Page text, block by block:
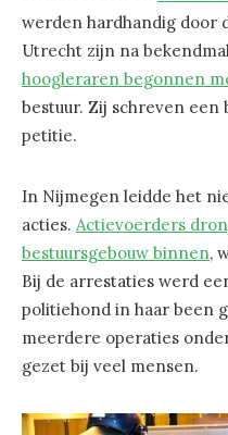
werden hardhandig door
Utrecht zijn na
hoogleraren begonnen
bestuur. Zij schreven
petitie.
In Nijmegen leidde het
acties. Actievoerders
bestuursgebouw binnen,
Bij de arrestaties werd
politiehond in haar been
meerdere operaties
gezet bij veel mensen.